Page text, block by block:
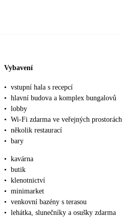
Vybavení
• vstupní hala s recepcí
• hlavní budova a komplex bungalovů
• lobby
• Wi-Fi zdarma ve veřejných prostorách
• několik restaurací
• bary
• kavárna
• butik
• klenotnictví
• minimarket
• venkovní bazény s terasou
• lehátka, slunečníky a osušky zdarma